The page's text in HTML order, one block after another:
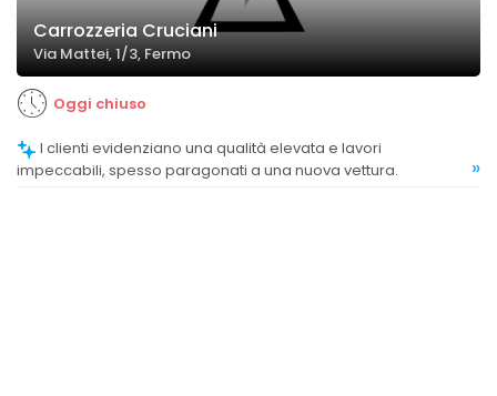
Carrozzeria Cruciani
Via Mattei, 1/3, Fermo
Oggi chiuso
impeccabili, spesso paragonati a una nuova vettura.
»